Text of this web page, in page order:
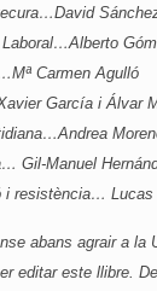
Carmen Agulló
García i Álvar
Gil-Manuel
i resistència…
abans agrair a la
editar este llibre.